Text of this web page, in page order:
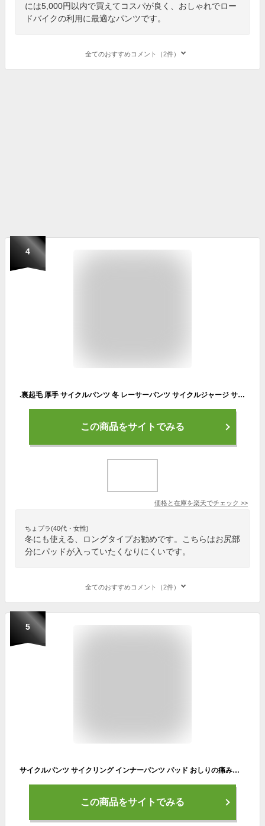
には5,000円以内で買えてコスパが良く、おしゃれでロー
ドバイクの利用に最適なパンツです。
全てのおすすめコメント（2件）
4
.裏起毛 厚手 サイクルパンツ 冬 レーサーパンツ サイクルジャージ サイクリング パンツ サイクルウエア メンズ 男性 防寒 防風 パッド付き ロング 冬用 3Dパッド ロングタイツ 5℃-10℃ ディープウインター deep winter 自転車 ウエア タイツ
この商品をサイトでみる
価格と在庫を楽天でチェック >>
ちょプラ(40代・女性)
冬にも使える、ロングタイプお勧めです。こちらはお尻部
分にパッドが入っていたくなりにくいです。
全てのおすすめコメント（2件）
5
サイクルパンツ サイクリング インナーパンツ パッド おしりの痛み軽減 伸縮性 無地 メッシュ 通気性 吸汗速乾 レーサーパンツ メンズ 自転車 パッド入り 男性用 サイクルパンツ サイクリングパンツ ロードバイク スパッツ スポンジ アンダーパンツ 送料無料
この商品をサイトでみる